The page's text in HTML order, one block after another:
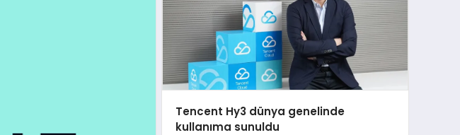
Tencent Hy3 dünya genelinde
kullanıma sunuldu